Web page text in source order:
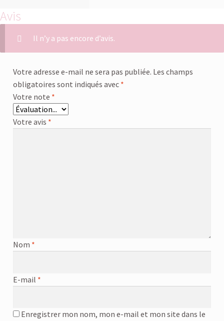
Avis
Il n’y a pas encore d’avis.
Votre adresse e-mail ne sera pas publiée. Les champs
obligatoires sont indiqués avec *
Votre note *
Votre avis *
Nom *
E-mail *
Enregistrer mon nom, mon e-mail et mon site dans le